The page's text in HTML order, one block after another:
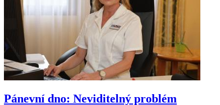
Pánevní dno: Neviditelný problém